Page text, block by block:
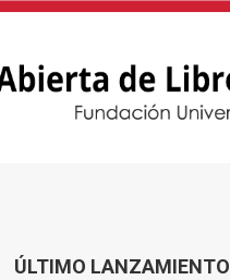
ÚLTIMO LANZAMIENTO